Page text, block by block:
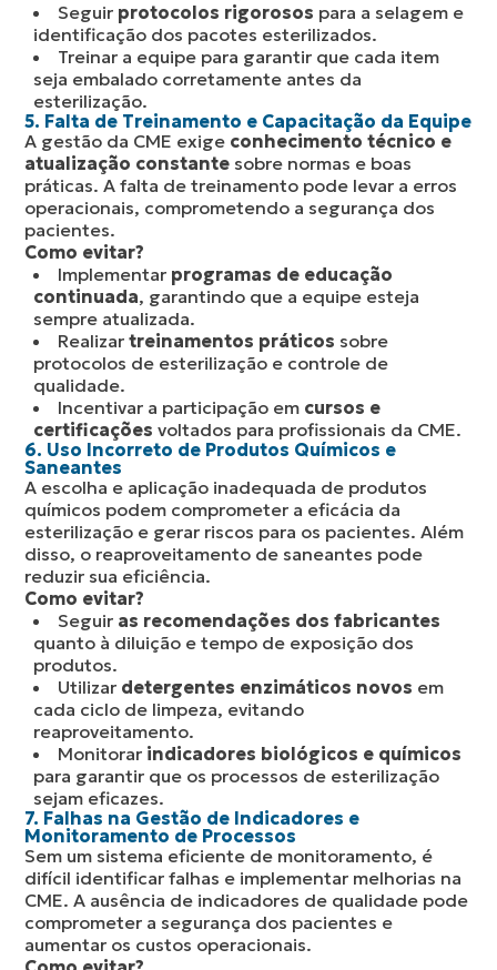
Seguir protocolos rigorosos para a selagem e
identificação dos pacotes esterilizados.
Treinar a equipe para garantir que cada item
seja embalado corretamente antes da
esterilização.
5. Falta de Treinamento e Capacitação da Equipe
A gestão da CME exige conhecimento técnico e
atualização constante sobre normas e boas
práticas. A falta de treinamento pode levar a erros
operacionais, comprometendo a segurança dos
pacientes.
Como evitar?
Implementar programas de educação
continuada, garantindo que a equipe esteja
sempre atualizada.
Realizartreinamentos práticos sobre
protocolos de esterilização e controle de
qualidade.
Incentivar a participação em cursos e
certificações voltados para profissionais da CME.
6. Uso Incorreto de Produtos Químicos e
Saneantes
A escolha e aplicação inadequada de produtos
químicos podem comprometer a eficácia da
esterilização e gerar riscos para os pacientes. Além
disso, o reaproveitamento de saneantes pode
reduzir sua eficiência.
Como evitar?
Seguir as recomendações dos fabricantes
quanto à diluição e tempo de exposição dos
produtos.
Utilizar detergentes enzimáticos novos em
cada ciclo de limpeza, evitando
reaproveitamento.
Monitorar indicadores biológicos e químicos
para garantir que os processos de esterilização
sejam eficazes.
7. Falhas na Gestão de Indicadores e
Monitoramento de Processos
Sem um sistema eficiente de monitoramento, é
difícil identificar falhas e implementar melhorias na
CME. A ausência de indicadores de qualidade pode
comprometer a segurança dos pacientes e
aumentar os custos operacionais.